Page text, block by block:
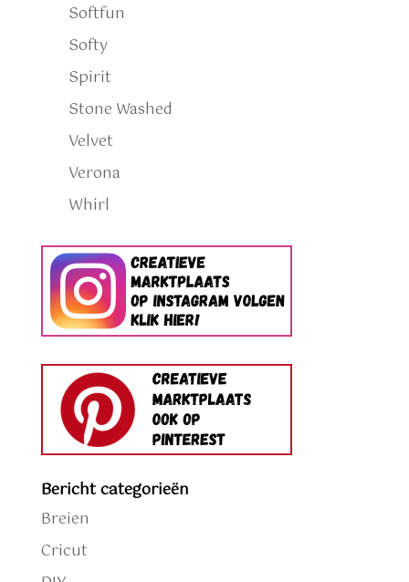
Softfun
Softy
Spirit
Stone Washed
Velvet
Verona
Whirl
Bericht categorieën
Breien
Cricut